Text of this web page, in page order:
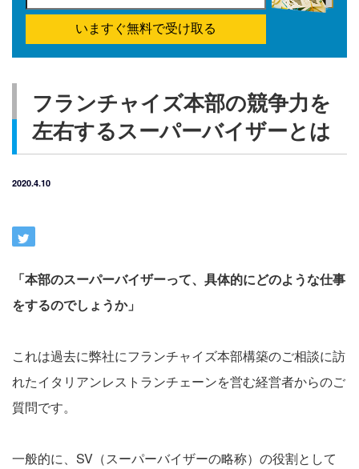
いますぐ無料で受け取る
フランチャイズ本部の競争力を
左右するスーパーバイザーとは
2020.4.10
「本部のスーパーバイザーって、具体的にどのような仕事
をするのでしょうか」
これは過去に弊社にフランチャイズ本部構築のご相談に訪
れたイタリアンレストランチェーンを営む経営者からのご
質問です。
一般的に、SV（スーパーバイザーの略称）の役割として